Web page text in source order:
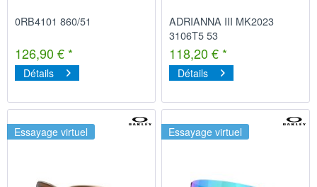
0RB4101 860/51
126,90 € *
Détails
ADRIANNA III MK2023
3106T5 53
118,20 € *
Détails
Essayage virtuel Essayage virtuel